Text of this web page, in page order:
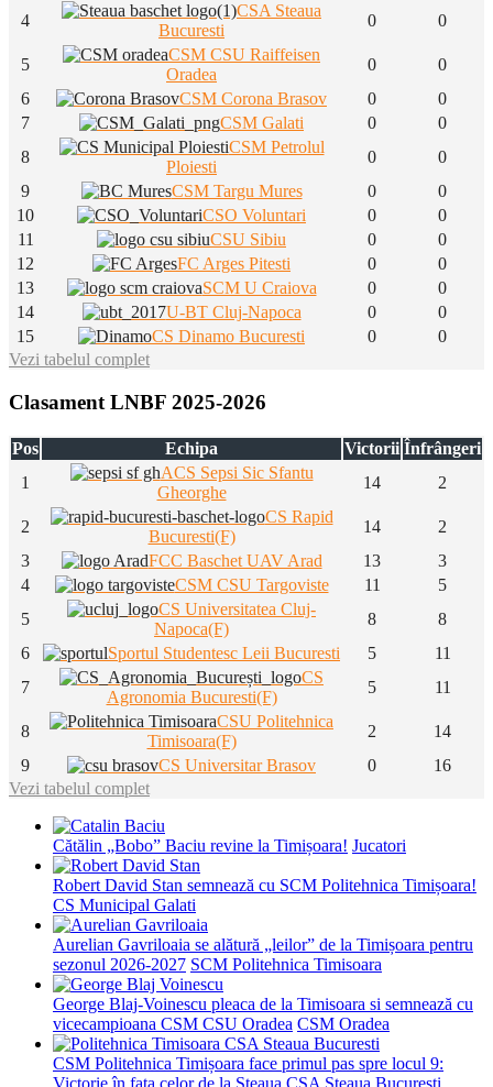
4
CSA Steaua
Bucuresti
0 0
5
CSM CSU Raiffeisen
Oradea
0
0
6
CSM Corona Brasov 0
0
7
CSM Galati 0
0
8
CSM Petrolul
Ploiesti
0
0
9
CSM Targu Mures 0
0
10
CSO Voluntari 0
0
11
CSU Sibiu 0
0
12
FC Arges Pitesti 0
0
13
SCM U Craiova 0
0
14
U-BT Cluj-Napoca 0
0
15
CS Dinamo Bucuresti 0
0
Vezi tabelul complet
Clasament LNBF 2025-2026
Pos Echipa Victorii Înfrângeri
1
ACS Sepsi Sic Sfantu
Gheorghe
14 2
2
CS Rapid
Bucuresti(F)
14
2
3
FCC Baschet UAV Arad 13
3
4
CSM CSU Targoviste 11
5
5
CS Universitatea Cluj-
Napoca(F)
8
8
6
Sportul Studentesc Leii Bucuresti 5
11
7
CS
Agronomia Bucuresti(F)
5 11
8
CSU Politehnica
Timisoara(F)
2
14
9
CS Universitar Brasov 0
16
Vezi tabelul complet
Cătălin „Bobo” Baciu revine la Timișoara! Jucatori
Robert David Stan semnează cu SCM Politehnica Timișoara!
CS Municipal Galati
Aurelian Gavriloaia se alătură „leilor” de la Timișoara pentru
sezonul 2026-2027 SCM Politehnica Timisoara
George Blaj-Voinescu pleaca de la Timisoara si semnează cu
vicecampioana CSM CSU Oradea CSM Oradea
CSM Politehnica Timișoara face primul pas spre locul 9:
Victorie în fața celor de la Steaua CSA Steaua Bucuresti